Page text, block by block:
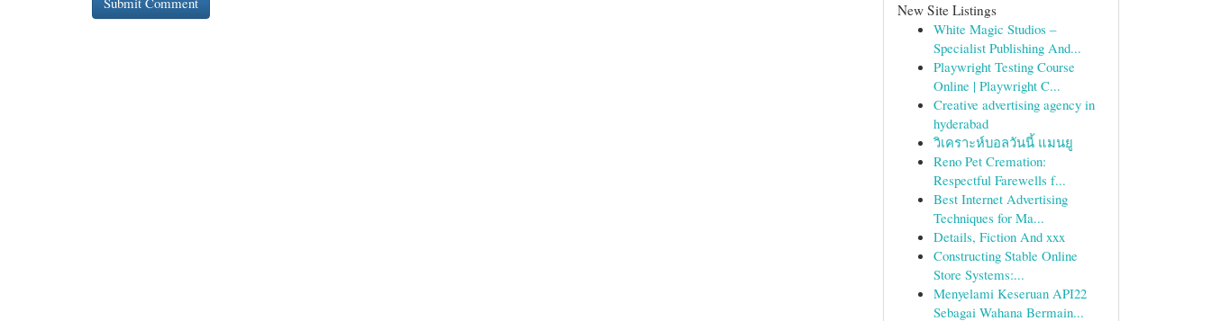
New Site Listings
White Magic Studios –
Specialist Publishing And...
Playwright Testing Course
Online | Playwright C...
Creative advertising agency in
hyderabad
วิเคราะห์บอลวันนี้ แมนยู
Reno Pet Cremation:
Respectful Farewells f...
Best Internet Advertising
Techniques for Ma...
Details, Fiction And xxx
Constructing Stable Online
Store Systems:...
Menyelami Keseruan API22
Sebagai Wahana Bermain...